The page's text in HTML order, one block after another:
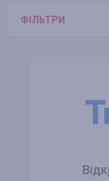
ФІЛЬТРИ